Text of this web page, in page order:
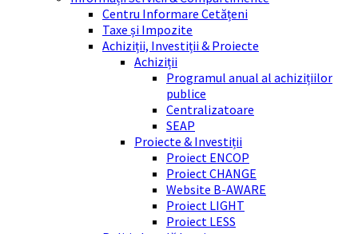
Centru Informare Cetățeni
Taxe și Impozite
Achiziții, Investiții & Proiecte
Achiziții
Programul anual al achizițiilor
publice
Centralizatoare
SEAP
Proiecte & Investiții
Proiect ENCOP
Proiect CHANGE
Website B-AWARE
Proiect LIGHT
Proiect LESS